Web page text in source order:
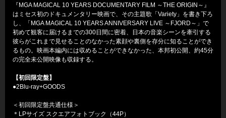
『MGA MAGICAL 10 YEARS DOCUMENTARY FILM ～THE ORIGIN～』
はミセス初のドキュメンタリー映画で、その主題歌「Variety」を書き下ろ
し、「MGA MAGICAL 10 YEARS ANNIVERSARY LIVE ～FJORD～」で
初めて観客に届けるまでの300日間に密着、日本の音楽シーンを牽引する
彼らがこれまで見せることのなかった素顔や裏側を存分に知ることができ
るもの。映画本編内には収めることができなかった、本邦初公開、約45分
の完全未公開映像も収録する。
【初回限定盤】
●2Blu-ray+GOODS
＜初回限定盤共通仕様＞
＊LPサイズ スクエアフォトブック（44P）